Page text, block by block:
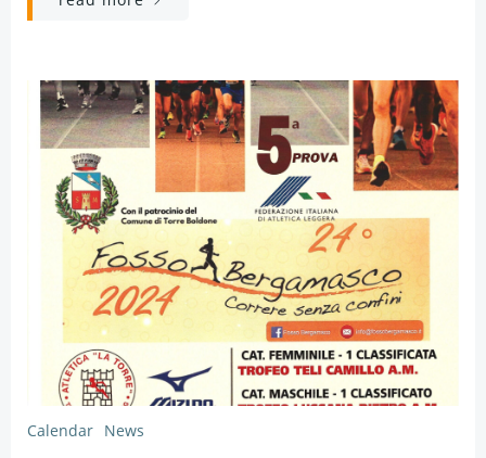
Calendar News